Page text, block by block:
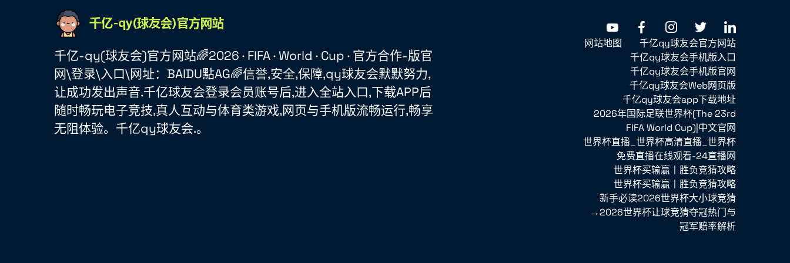
千亿-qy(球友会)官方网站🌈2026 · FIFA · World · Cup · 官方合作-版官
网\登录\入口\网址：BAIDU點AG🌈信誉,安全,保障,qy球友会默默努力,
让成功发出声音.千亿球友会登录会员账号后,进入全站入口,下载APP后
随时畅玩电子竞技,真人互动与体育类游戏,网页与手机版流畅运行,畅享
无阻体验。千亿qy球友会.。
网站地图
千亿qy球友会官方网站
千亿qy球友会手机版入口
千亿qy球友会手机版官网
千亿qy球友会Web网页版
千亿qy球友会app下载地址
2026年国际足联世界杯(The 23rd
FIFA World Cup)|中文官网
世界杯直播_世界杯高清直播_世界杯
免费直播在线观看-24直播网
世界杯买输赢丨胜负竞猜攻略
世界杯买输赢丨胜负竞猜攻略
新手必读2026世界杯大小球竞猜
→2026世界杯让球竞猜夺冠热门与
冠军赔率解析